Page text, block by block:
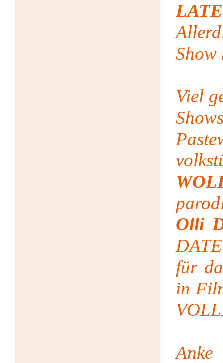
Viel
Olli
für
in